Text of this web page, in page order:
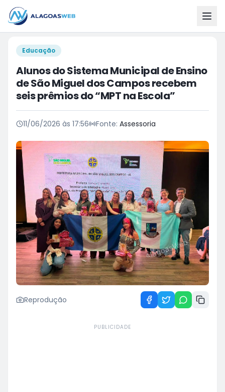
Educação
Alunos do Sistema Municipal de Ensino
de São Miguel dos Campos recebem
seis prêmios do “MPT na Escola”
11/06/2026 às 17:56 Fonte: Assessoria
Reprodução
PUBLICIDADE